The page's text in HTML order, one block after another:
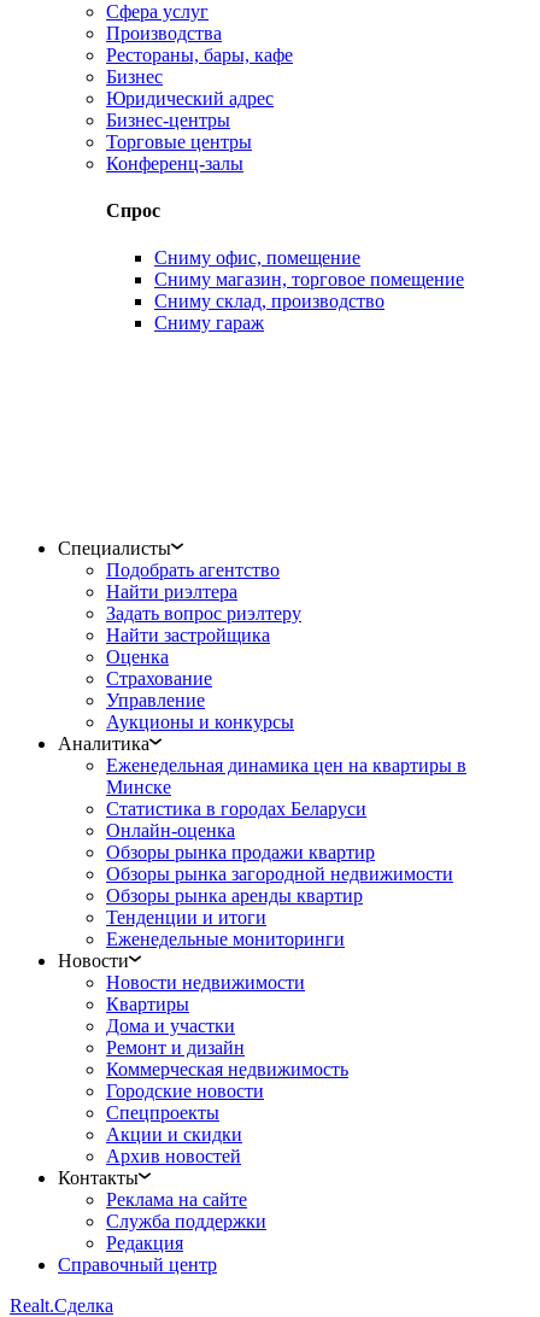
Сфера услуг
Производства
Рестораны, бары, кафе
Бизнес
Юридический адрес
Бизнес-центры
Торговые центры
Конференц-залы
Спрос
Сниму офис, помещение
Сниму магазин, торговое помещение
Сниму склад, производство
Сниму гараж
Специалисты
Подобрать агентство
Найти риэлтера
Задать вопрос риэлтеру
Найти застройщика
Оценка
Страхование
Управление
Аукционы и конкурсы
Аналитика
Еженедельная динамика цен на квартиры в
Минске
Статистика в городах Беларуси
Онлайн-оценка
Обзоры рынка продажи квартир
Обзоры рынка загородной недвижимости
Обзоры рынка аренды квартир
Тенденции и итоги
Еженедельные мониторинги
Новости
Новости недвижимости
Квартиры
Дома и участки
Ремонт и дизайн
Коммерческая недвижимость
Городские новости
Спецпроекты
Акции и скидки
Архив новостей
Контакты
Реклама на сайте
Служба поддержки
Редакция
Справочный центр
Realt.Сделка